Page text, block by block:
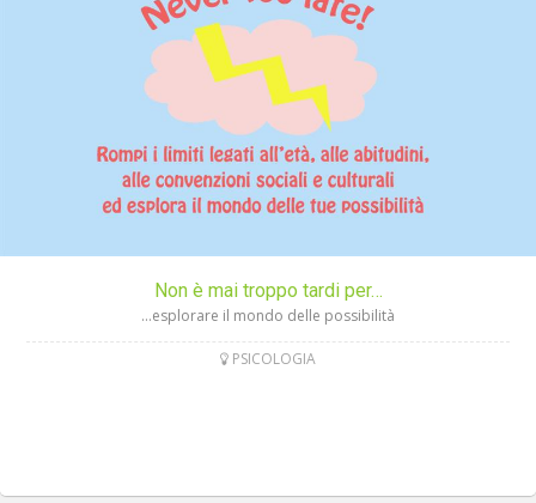
Non è mai troppo tardi per…
…esplorare il mondo delle possibilità
PSICOLOGIA